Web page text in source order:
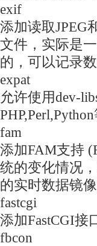
exif
添加读取JPEG
文件，实际是
的，可以记录
expat
允许使用dev-
fam
添加FAM支持
统的变化情况
的实时数据镜像
fastcgi
添加FastCGI接
fbcon